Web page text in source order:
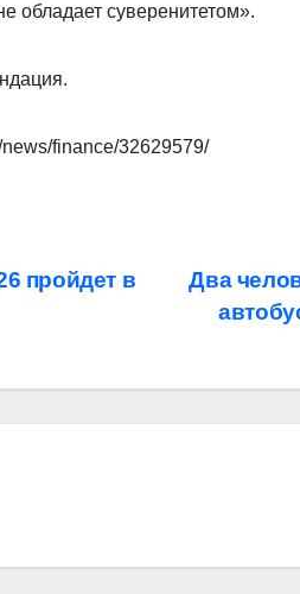
обладает суверенитетом».
finance/32629579/
Два
пройдет в